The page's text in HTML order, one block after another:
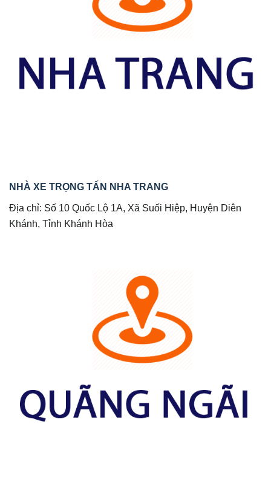
NHÀ XE TRỌNG TẤN NHA TRANG
Địa chỉ: Số 10 Quốc Lộ 1A, Xã Suối Hiệp, Huyện Diên
Khánh, Tỉnh Khánh Hòa